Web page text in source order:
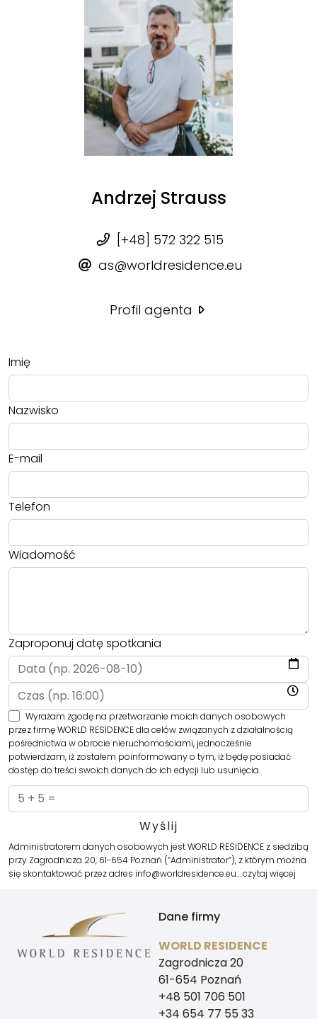
Andrzej Strauss
[+48] 572 322 515
as@worldresidence.eu
Profil agenta
Imię
Nazwisko
E-mail
Telefon
Wiadomość
Zaproponuj datę spotkania
Wyrażam zgodę na przetwarzanie moich danych osobowych
przez firmę WORLD RESIDENCE dla celów związanych z działalnością
pośrednictwa w obrocie nieruchomościami, jednocześnie
potwierdzam, iż zostałem poinformowany o tym, iż będę posiadać
dostęp do treści swoich danych do ich edycji lub usunięcia.
Administratorem danych osobowych jest WORLD RESIDENCE z siedzibą
przy Zagrodnicza 20, 61-654 Poznań (“Administrator”), z którym można
się skontaktować przez adres info@worldresidence.eu…czytaj więcej
Dane firmy
WORLD RESIDENCE
Zagrodnicza 20
61-654 Poznań
+48 501 706 501
+34 654 77 55 33